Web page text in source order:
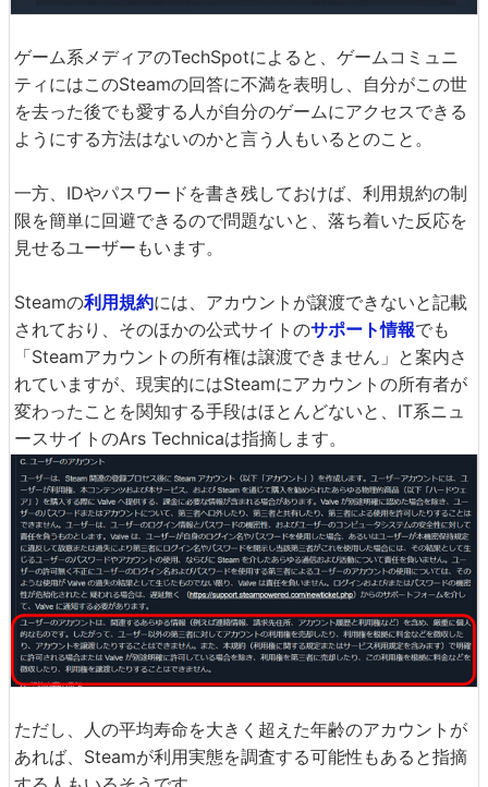
ゲーム系メディアのTechSpotによると、ゲームコミュニ
ティにはこのSteamの回答に不満を表明し、自分がこの世
を去った後でも愛する人が自分のゲームにアクセスできる
ようにする方法はないのかと言う人もいるとのこと。
一方、IDやパスワードを書き残しておけば、利用規約の制
限を簡単に回避できるので問題ないと、落ち着いた反応を
見せるユーザーもいます。
Steamの利用規約には、アカウントが譲渡できないと記載
されており、そのほかの公式サイトのサポート情報でも
「Steamアカウントの所有権は譲渡できません」と案内さ
れていますが、現実的にはSteamにアカウントの所有者が
変わったことを関知する手段はほとんどないと、IT系ニュ
ースサイトのArs Technicaは指摘します。
ただし、人の平均寿命を大きく超えた年齢のアカウントが
あれば、Steamが利用実態を調査する可能性もあると指摘